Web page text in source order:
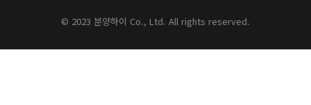
© 2023 분양하이 Co., Ltd. All rights reserved.